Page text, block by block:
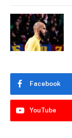
Facebook
YouTube